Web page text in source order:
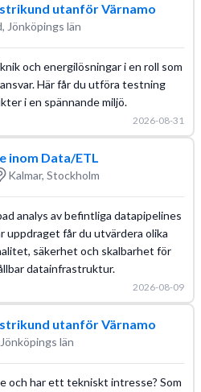
utanför Värnamo
Jönköpings län
och energilösningar i en roll som
Här får du utföra testning
i en spännande miljö.
2026-08-31
inom Data/ETL
Kalmar, Stockholm
analys av befintliga datapipelines
uppdraget får du utvärdera olika
säkerhet och skalbarhet för
datainfrastruktur.
2026-08-09
utanför Värnamo
län
och har ett tekniskt intresse? Som